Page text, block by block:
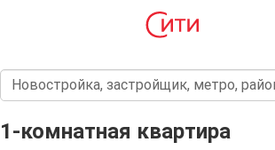
1-комнатная квартира